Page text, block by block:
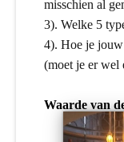
misschien al
3). Welke 5
4). Hoe je
(moet je er wel
Waarde van